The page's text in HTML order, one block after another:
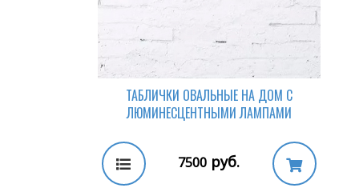
ТАБЛИЧКИ ОВАЛЬНЫЕ НА ДОМ С
ЛЮМИНЕСЦЕНТНЫМИ ЛАМПАМИ
7500 руб.